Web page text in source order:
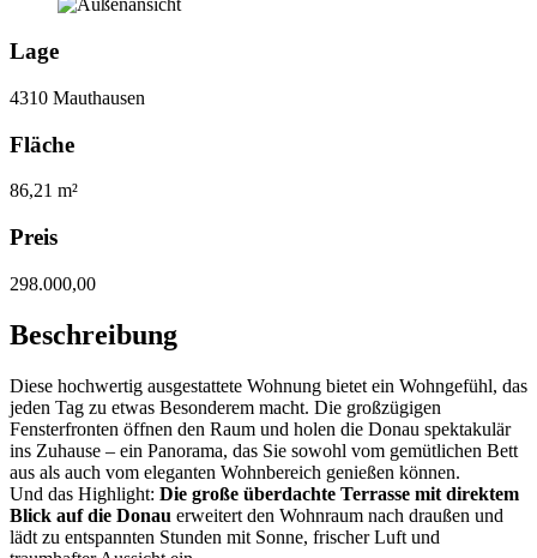
Lage
4310 Mauthausen
Fläche
86,21 m²
Preis
298.000,00
Beschreibung
Diese hochwertig ausgestattete Wohnung bietet ein Wohngefühl, das
jeden Tag zu etwas Besonderem macht. Die großzügigen
Fensterfronten öffnen den Raum und holen die Donau spektakulär
ins Zuhause – ein Panorama, das Sie sowohl vom gemütlichen Bett
aus als auch vom eleganten Wohnbereich genießen können.
Und das Highlight: Die große überdachte Terrasse mit direktem
Blick auf die Donau erweitert den Wohnraum nach draußen und
lädt zu entspannten Stunden mit Sonne, frischer Luft und